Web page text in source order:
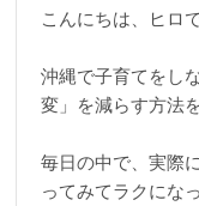
こんにちは、ヒロで
沖縄で子育てをし
変」を減らす方法
毎日の中で、実際
ってみてラクにな